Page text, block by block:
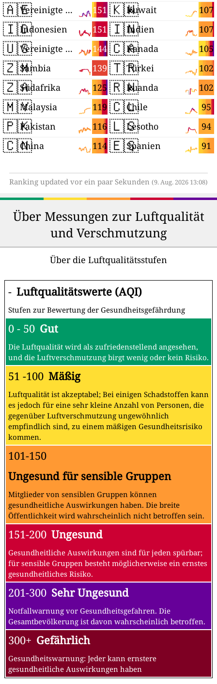
🇦🇪 151
Vereinigte Arabische Emirate
🇮🇩 151
Indonesien
🇺🇸 144
Vereinigte Staaten
🇿🇲 139
Sambia
🇿🇦 125
Südafrika
🇲🇾 119
Malaysia
🇵🇰 116
Pakistan
🇨🇳 114
China
🇰🇼 107
Kuwait
🇮🇳 107
Indien
🇨🇦 105
Kanada
🇹🇷 102
Türkei
🇷🇼 102
Ruanda
🇨🇱 95
Chile
🇱🇸 94
Lesotho
🇪🇸 91
Spanien
Ranking updated vor ein paar Sekunden (9. Aug. 2026 13:08)
Über Messungen zur Luftqualität
und Verschmutzung
Über die Luftqualitätsstufen
- Luftqualitätswerte (AQI)
Stufen zur Bewertung der Gesundheitsgefährdung
0 - 50 Gut
Die Luftqualität wird als zufriedenstellend angesehen,
und die Luftverschmutzung birgt wenig oder kein Risiko.
51 -100 Mäßig
Luftqualität ist akzeptabel; Bei einigen Schadstoffen kann
es jedoch für eine sehr kleine Anzahl von Personen, die
gegenüber Luftverschmutzung ungewöhnlich
empfindlich sind, zu einem mäßigen Gesundheitsrisiko
kommen.
101-150
Ungesund für sensible Gruppen
Mitglieder von sensiblen Gruppen können
gesundheitliche Auswirkungen haben. Die breite
Öffentlichkeit wird wahrscheinlich nicht betroffen sein.
151-200 Ungesund
Gesundheitliche Auswirkungen sind für jeden spürbar;
für sensible Gruppen besteht möglicherweise ein ernstes
gesundheitliches Risiko.
201-300 Sehr Ungesund
Notfallwarnung vor Gesundheitsgefahren. Die
Gesamtbevölkerung ist davon wahrscheinlich betroffen.
300+ Gefährlich
Gesundheitswarnung: Jeder kann ernstere
gesundheitliche Auswirkungen haben